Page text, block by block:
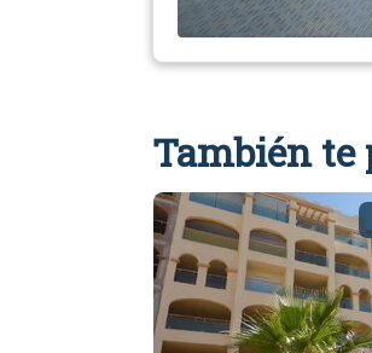
También te